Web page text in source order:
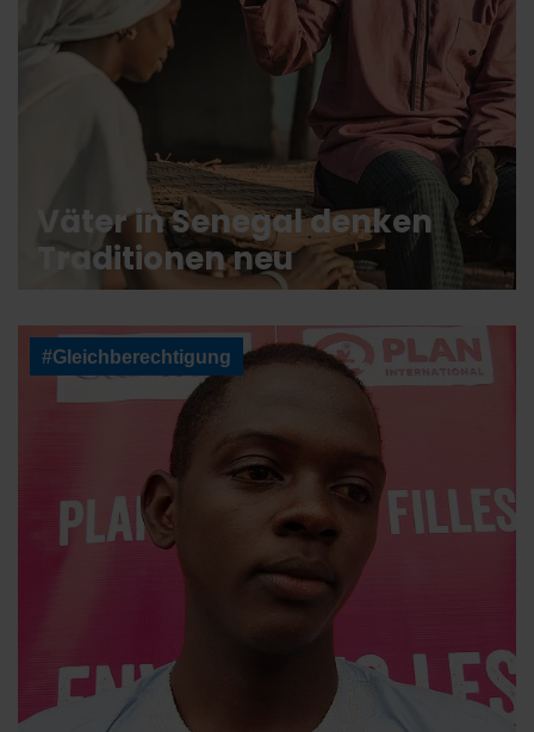
Väter in Senegal denken
Traditionen neu
#Gleichberechtigung